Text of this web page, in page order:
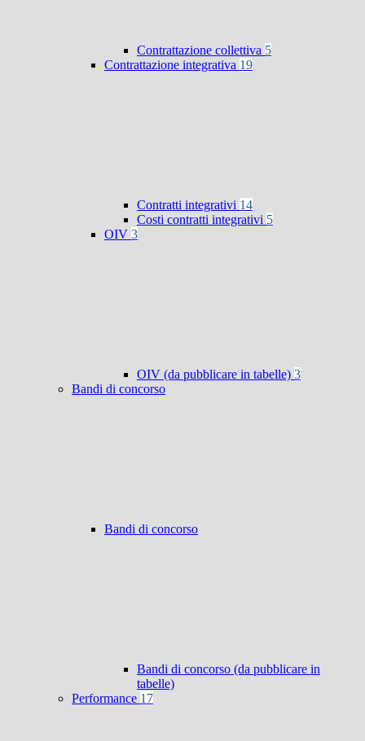
Contrattazione collettiva 5
Contrattazione integrativa 19
Contratti integrativi 14
Costi contratti integrativi 5
OIV 3
OIV (da pubblicare in tabelle) 3
Bandi di concorso
Bandi di concorso
Bandi di concorso (da pubblicare in
tabelle)
Performance 17